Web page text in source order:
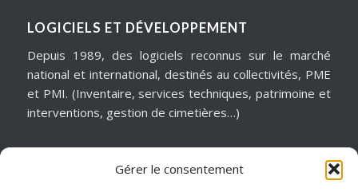
Gérer le consentement
LOGICIELS ET DÉVELOPPEMENT
Depuis 1989, des logiciels reconnus sur le marché
national et international, destinés au collectivités, PME
et PMI. (Inventaire, services techniques, patrimoine et
interventions, gestion de cimetières…)
MATÉRIELS & ASSISTANCE